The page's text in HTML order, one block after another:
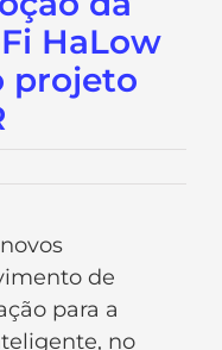
HaLow
projeto
de
para a
no